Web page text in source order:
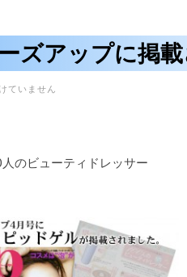
ズアップに掲
ていません
のビューティドレッサー